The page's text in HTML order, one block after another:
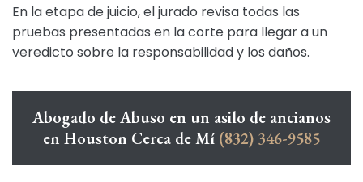
En la etapa de juicio, el jurado revisa todas las
pruebas presentadas en la corte para llegar a un
veredicto sobre la responsabilidad y los daños.
Abogado de Abuso en un asilo de ancianos
en Houston Cerca de Mí (832) 346-9585